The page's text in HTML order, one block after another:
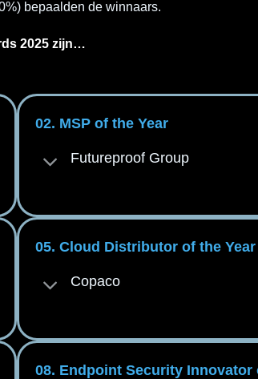
bepaalden de winnaars.
2025 zijn…
02. MSP of the Year
Futureproof Group
05. Cloud Distributor of the Year
Copaco
08. Endpoint Security Innovator